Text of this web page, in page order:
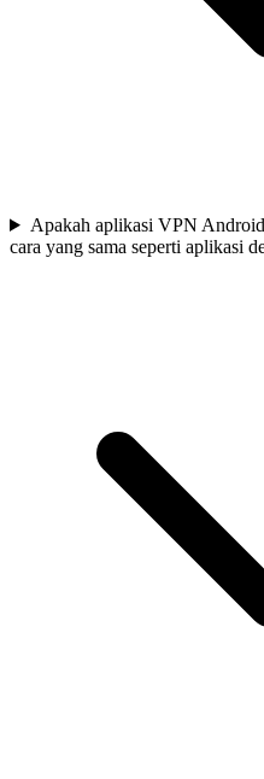
Apakah aplikasi VPN
cara yang sama seperti aplikasi